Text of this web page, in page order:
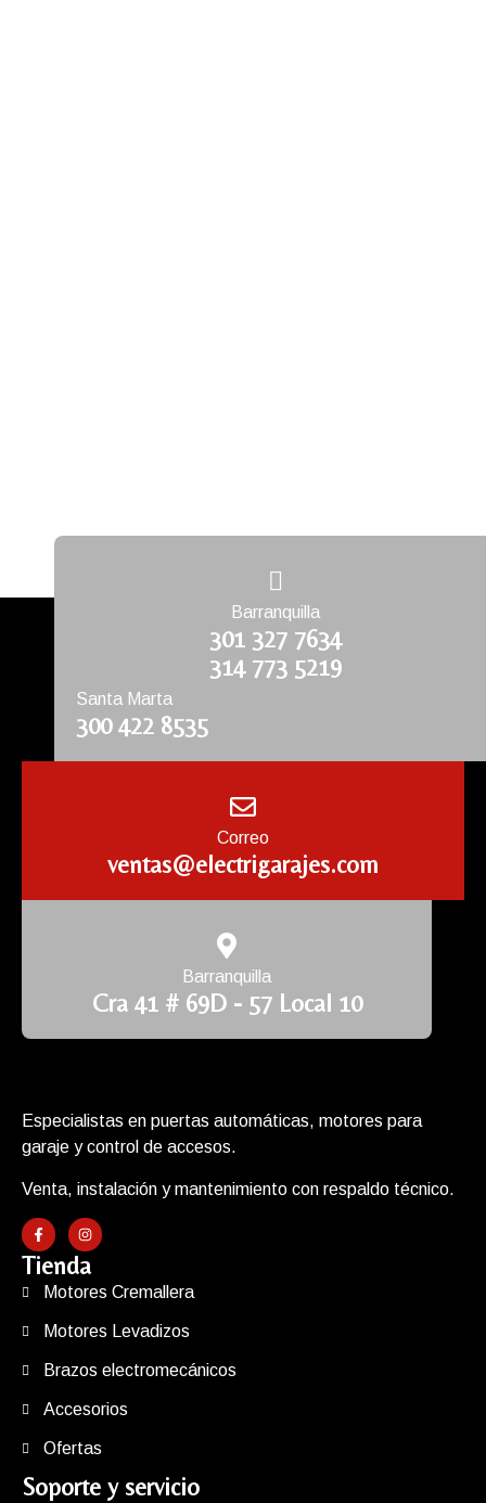
Barranquilla
301 327 7634
314 773 5219
Santa Marta
300 422 8535
Correo
ventas@electrigarajes.com
Barranquilla
Cra 41 # 69D - 57 Local 10
Especialistas en puertas automáticas, motores para
garaje y control de accesos.
Venta, instalación y mantenimiento con respaldo técnico.
Tienda
Motores Cremallera
Motores Levadizos
Brazos electromecánicos
Accesorios
Ofertas
Soporte y servicio